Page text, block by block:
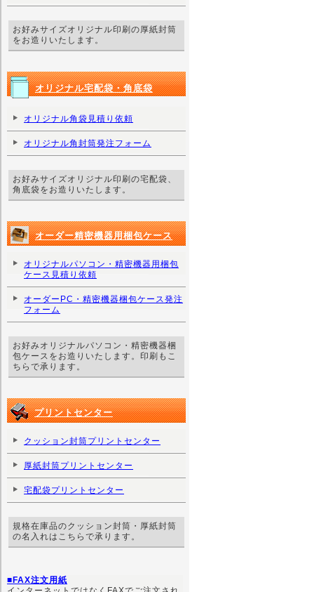
お好みサイズオリジナル印刷の厚紙封筒
をお造りいたします。
オリジナル宅配袋・角底袋
オリジナル角袋見積り依頼
オリジナル角封筒発注フォーム
お好みサイズオリジナル印刷の宅配袋、
角底袋をお造りいたします。
オーダー精密機器用梱包ケース
オリジナルパソコン・精密機器用梱包
ケース見積り依頼
オーダーPC・精密機器梱包ケース発注
フォーム
お好みオリジナルパソコン・精密機器梱
包ケースをお造りいたします。印刷もこ
ちらで承ります。
プリントセンター
クッション封筒プリントセンター
厚紙封筒プリントセンター
宅配袋プリントセンター
規格在庫品のクッション封筒・厚紙封筒
の名入れはこちらで承ります。
■FAX注文用紙